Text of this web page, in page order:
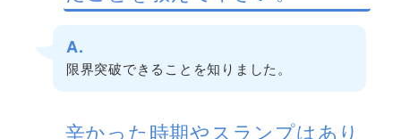
A.
限界突破できることを知りました。
辛かった時期やスランプはあり